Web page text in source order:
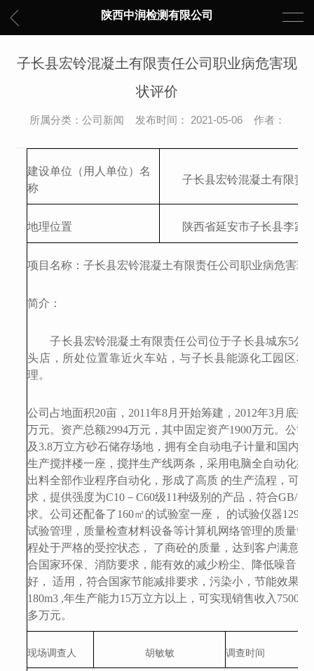
陕西中润检测有限公司
子长县宏铃混凝土有限责任公司职业病危害现
状评价
所属分类：公司新闻 发布时间： 2021-05-06 作者：
建设单位（用人单位）名
称
子长县宏铃混凝土有限责
地理位置 陕西省延安市子长县李家
项目名称：子长县宏铃混凝土有限责任公司职业病危害现
简介：
子长县宏铃混凝土有限责任公司位于子长县城东5公
头店，所处位置靠近火车站，与子长县能源化工园区相
理。
公司占地面积20亩，2011年8月开始筹建，2012年3月底投
万元。 资产总额2994万元，其中固定资产1900万元。公司
及3.8万立方砂石储存场地，拥有全自动电子计量和国内
生产搅拌楼一座，搅拌生产线两条，采用电脑全自动化控
出料全部作业程序自动化，形成了高质 的生产流程，可
求，提供强度为C10－C60级11种级别的产品，符合GB/
求。公司还配备了160㎡的试验室一座， 的试验仪器129
试验管理，质量检查材料设备等计算机网络管理的质量管
程处于严格的受控状态， 了商砼的质量，达到客户满意，
合国家环保、消防要求，能有效的减少粉尘、降低噪音，
好， 适用，符合国家节能减排要求，污染小，节能效果
180m3 ,年生产能力15万立方以上，可实现销售收入7500
多万元。
现场调查人 胡敏敏 调查时间